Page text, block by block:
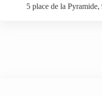
5 place de la